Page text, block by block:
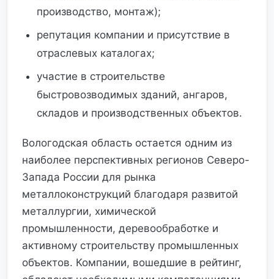
производство, монтаж);
репутация компании и присутствие в
отраслевых каталогах;
участие в строительстве
быстровозводимых зданий, ангаров,
складов и производственных объектов.
Вологодская область остается одним из
наиболее перспективных регионов Северо-
Запада России для рынка
металлоконструкций благодаря развитой
металлургии, химической
промышленности, деревообработке и
активному строительству промышленных
объектов. Компании, вошедшие в рейтинг,